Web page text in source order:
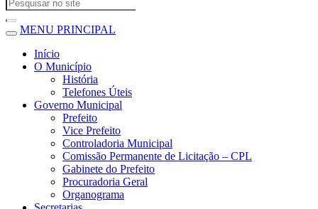
MENU PRINCIPAL
Início
O Município
História
Telefones Úteis
Governo Municipal
Prefeito
Vice Prefeito
Controladoria Municipal
Comissão Permanente de Licitação – CPL
Gabinete do Prefeito
Procuradoria Geral
Organograma